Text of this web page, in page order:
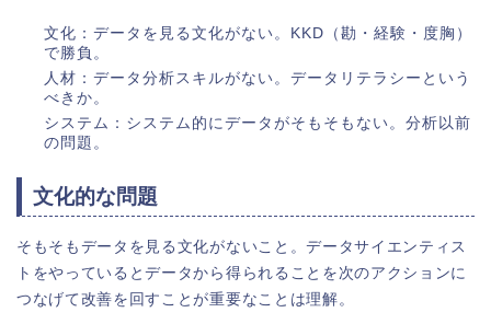
文化：データを見る文化がない。KKD（勘・経験・度胸）
で勝負。
人材：データ分析スキルがない。データリテラシーという
べきか。
システム：システム的にデータがそもそもない。分析以前
の問題。
文化的な問題
そもそもデータを見る文化がないこと。データサイエンティス
トをやっているとデータから得られることを次のアクションに
つなげて改善を回すことが重要なことは理解。